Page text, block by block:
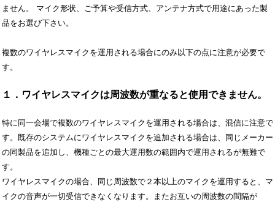
ません。 マイク形状、ご予算や受信方式、アンテナ方式で用途にあった製
品をお選び下さい。
複数のワイヤレスマイクを運用される場合にのみ以下の点に注意が必要で
す。
１．ワイヤレスマイクは周波数が重なると使用できません。
特に同一会場で複数のワイヤレスマイクを運用される場合は、混信に注意で
す。既存のシステムにワイヤレスマイクを追加される場合は、同じメーカー
の同製品を追加し、機種ごとの最大運用数の範囲内で運用されるが無難で
す。
ワイヤレスマイクの場合、同じ周波数で２本以上のマイクを運用すると、マ
イクの音声が一切受信できなくなります。またお互いの周波数の間隔が